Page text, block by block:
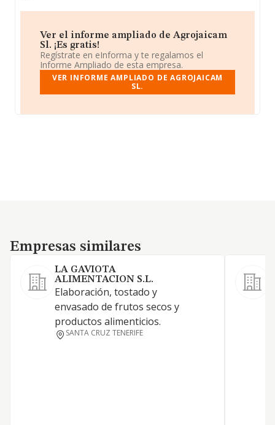
Ver el informe ampliado de Agrojaicam
Sl. ¡Es gratis!
Regístrate en eInforma y te regalamos el
Informe Ampliado de esta empresa.
VER INFORME AMPLIADO DE AGROJAICAM
SL.
Empresas similares
Empresas similares
LA GAVIOTA
ALIMENTACION S.L.
Elaboración, tostado y
envasado de frutos secos y
productos alimenticios.
SANTA CRUZ TENERIFE